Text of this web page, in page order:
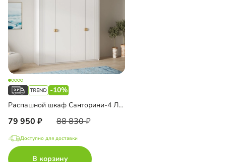
-10%
Распашной шкаф Санторини-4 Лайф с антресолью
79 950 88 830
Доступно для доставки
В корзину